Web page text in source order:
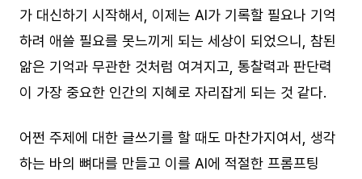
가 대신하기 시작해서, 이제는 AI가 기록할 필요나 기억
하려 애쓸 필요를 못느끼게 되는 세상이 되었으니, 참된
앎은 기억과 무관한 것처럼 여겨지고, 통찰력과 판단력
이 가장 중요한 인간의 지혜로 자리잡게 되는 것 같다.
어쩐 주제에 대한 글쓰기를 할 때도 마찬가지여서, 생각
하는 바의 뼈대를 만들고 이를 AI에 적절한 프롬프팅